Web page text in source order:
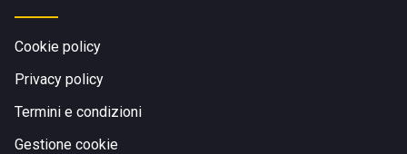
Cookie policy
Privacy policy
Termini e condizioni
Gestione cookie